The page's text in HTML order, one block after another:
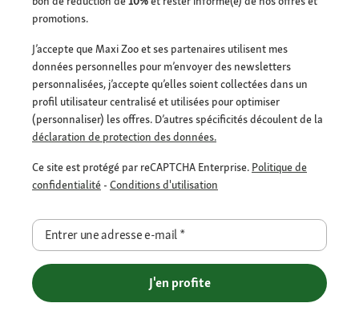
promotions.
J’accepte que Maxi Zoo et ses partenaires utilisent mes
données personnelles pour m’envoyer des newsletters
personnalisées, j’accepte qu’elles soient collectées dans un
profil utilisateur centralisé et utilisées pour optimiser
(personnaliser) les offres. D’autres spécificités découlent de la
déclaration de protection des données.
Ce site est protégé par reCAPTCHA Enterprise. Politique de
confidentialité - Conditions d'utilisation
Entrer une adresse e-mail*
J'en profite